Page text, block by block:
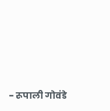
- रूपाली गोवंडे